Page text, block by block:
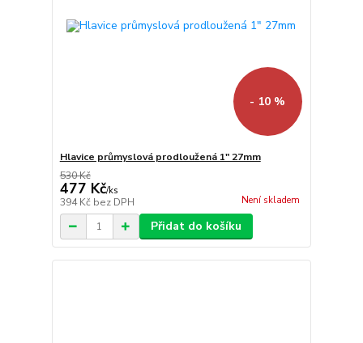
- 10 %
Hlavice průmyslová prodloužená 1" 27mm
530 Kč
477 Kč/ks
394 Kč bez DPH Není skladem
Přidat do košíku